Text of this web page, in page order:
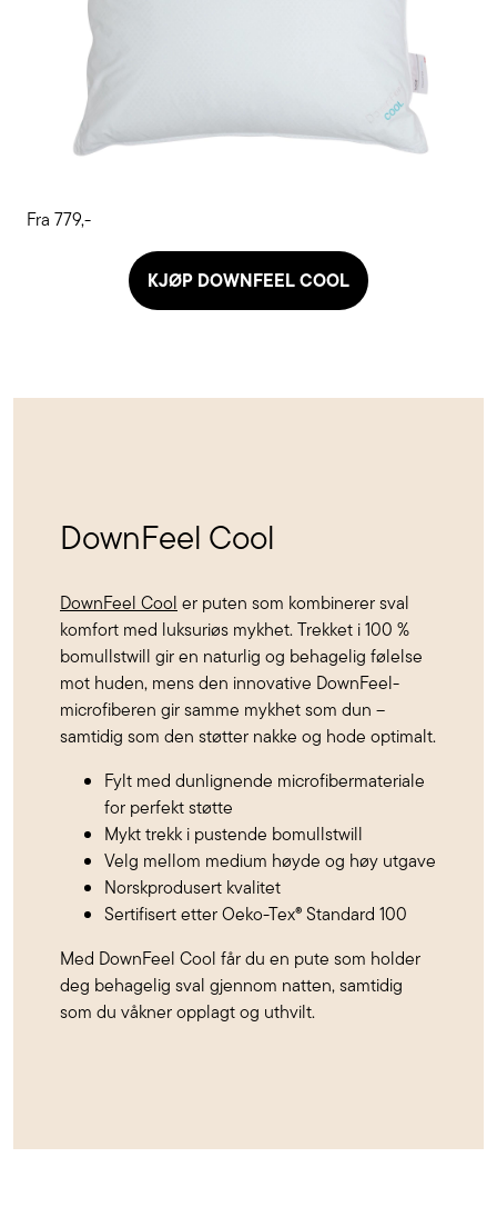
Fra 779,-
KJØP DOWNFEEL COOL
DownFeel Cool
DownFeel Cool er puten som kombinerer sval
komfort med luksuriøs mykhet. Trekket i 100 %
bomullstwill gir en naturlig og behagelig følelse
mot huden, mens den innovative DownFeel-
microfiberen gir samme mykhet som dun –
samtidig som den støtter nakke og hode optimalt.
Fylt med dunlignende microfibermateriale
for perfekt støtte
Mykt trekk i pustende bomullstwill
Velg mellom medium høyde og høy utgave
Norskprodusert kvalitet
Sertifisert etter Oeko-Tex® Standard 100
Med DownFeel Cool får du en pute som holder
deg behagelig sval gjennom natten, samtidig
som du våkner opplagt og uthvilt.